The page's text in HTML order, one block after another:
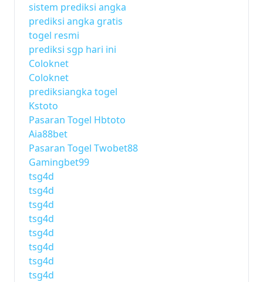
sistem prediksi angka
prediksi angka gratis
togel resmi
prediksi sgp hari ini
Coloknet
Coloknet
prediksiangka togel
Kstoto
Pasaran Togel Hbtoto
Aia88bet
Pasaran Togel Twobet88
Gamingbet99
tsg4d
tsg4d
tsg4d
tsg4d
tsg4d
tsg4d
tsg4d
tsg4d